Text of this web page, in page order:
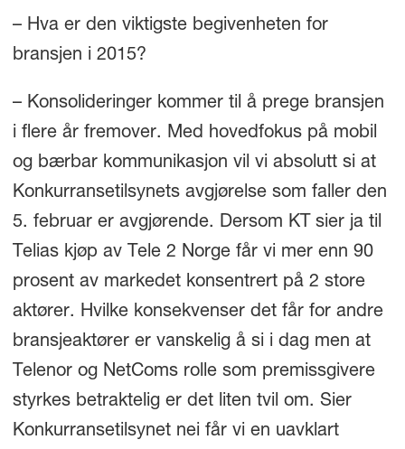
– Hva er den viktigste begivenheten for
bransjen i 2015?
– Konsolideringer kommer til å prege bransjen
i flere år fremover. Med hovedfokus på mobil
og bærbar kommunikasjon vil vi absolutt si at
Konkurransetilsynets avgjørelse som faller den
5. februar er avgjørende. Dersom KT sier ja til
Telias kjøp av Tele 2 Norge får vi mer enn 90
prosent av markedet konsentrert på 2 store
aktører. Hvilke konsekvenser det får for andre
bransjeaktører er vanskelig å si i dag men at
Telenor og NetComs rolle som premissgivere
styrkes betraktelig er det liten tvil om. Sier
Konkurransetilsynet nei får vi en uavklart